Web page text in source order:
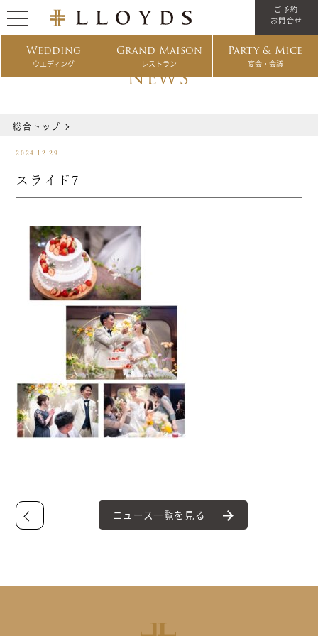
Wedding
ウエディング
Grand Maison
レストラン
Party & Mice
宴会・会議
ご予約
お問合せ
NEWS
総合トップ
2024.12.29
スライド7
ニュース一覧を見る